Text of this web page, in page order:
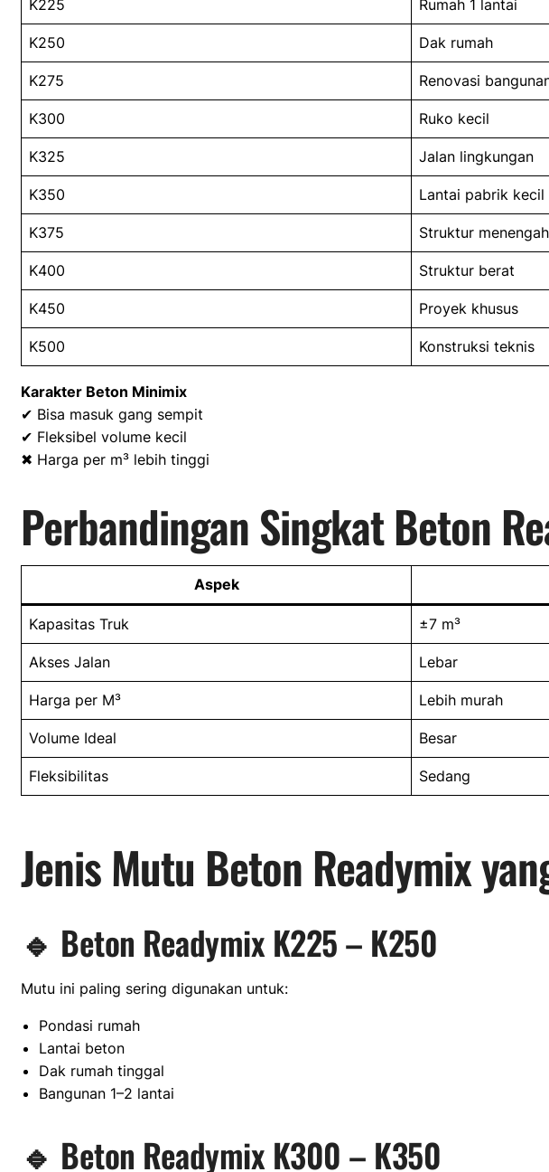
K225 Rumah 1 lantai
K250 Dak rumah
K275 Renovasi
K300 Ruko kecil
K325 Jalan lingkungan
K350 Lantai pabrik kecil
K375 Struktur menengah
K400 Struktur berat
K450 Proyek khusus
K500 Konstruksi teknis
Karakter Beton Minimix
✔ Bisa masuk gang sempit
✔ Fleksibel volume kecil
✖ Harga per m³ lebih tinggi
Perbandingan Singkat Beton
Aspek
Kapasitas Truk ±7 m³
Akses Jalan Lebar
Harga per M³ Lebih murah
Volume Ideal Besar
Fleksibilitas Sedang
Jenis Mutu Beton Readymix
🔹 Beton Readymix K225 – K250
Mutu ini paling sering digunakan untuk:
Pondasi rumah
Lantai beton
Dak rumah tinggal
Bangunan 1–2 lantai
🔹 Beton Readymix K300 – K350